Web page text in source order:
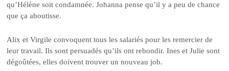
qu’Hélène soit condamnée. Johanna pense qu’il y a peu de chance
que ça aboutisse.
Alix et Virgile convoquent tous les salariés pour les remercier de
leur travail. Ils sont persuadés qu’ils ont rebondir. Ines et Julie sont
dégoûtées, elles doivent trouver un nouveau job.